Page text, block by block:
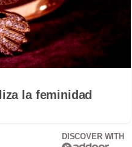
la feminidad
DISCOVER WITH